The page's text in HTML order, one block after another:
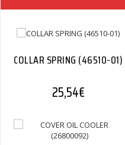
COLLAR SPRING (46510-01)
25,54€